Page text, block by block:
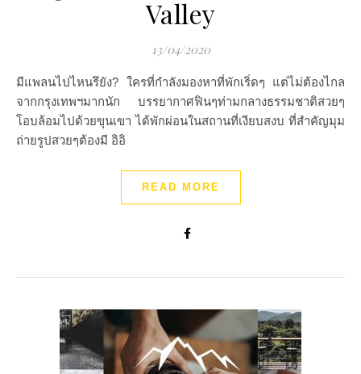
Valley
13/04/2020
มีแพลนไปไหนรึยัง? ใครที่กำลังมองหาที่พักเริ่ดๆ แต่ไม่ต้องไกล
จากกรุงเทพฯมากนัก บรรยากาศฟินๆท่ามกลางธรรมชาติสวยๆ
โอบล้อมไปด้วยขุนเขา ได้พักผ่อนในสถานที่เงียบสงบ ที่สำคัญมุม
ถ่ายรูปสวยๆต้องมี อิอิ
READ MORE